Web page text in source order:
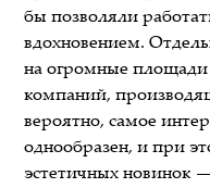
бы позволяли
вдохновением.
на огромные площади
компаний,
вероятно, самое
однообразен, и при
эстетичных новинок